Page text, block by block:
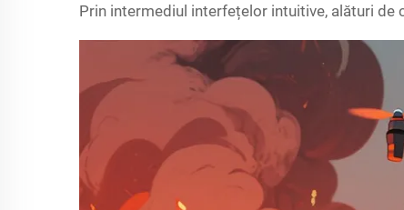
Prin intermediul interfețelor intuitive, alături de